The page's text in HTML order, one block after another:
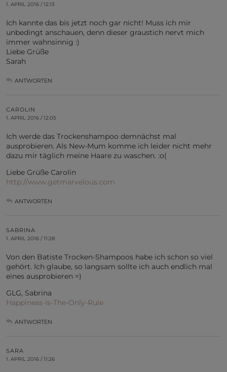
1. APRIL 2016 / 12:13
Ich kannte das bis jetzt noch gar nicht! Muss ich mir
unbedingt anschauen, denn dieser graustich nervt mich
immer wahnsinnig :)
Liebe Grüße
Sarah
ANTWORTEN
CAROLIN
1. APRIL 2016 / 12:05
Ich werde das Trockenshampoo demnächst mal
ausprobieren. Als New-Mum komme ich leider nicht mehr
dazu mir täglich meine Haare zu waschen. :o(
Liebe Grüße Carolin
http://www.getmarvelous.com
ANTWORTEN
SABRINA
1. APRIL 2016 / 11:28
Von den Batiste Trocken-Shampoos habe ich schon so viel
gehört. Ich glaube, so langsam sollte ich auch endlich mal
eines ausprobieren =)
GLG, Sabrina
Happiness-Is-The-Only-Rule
ANTWORTEN
SARA
1. APRIL 2016 / 11:26